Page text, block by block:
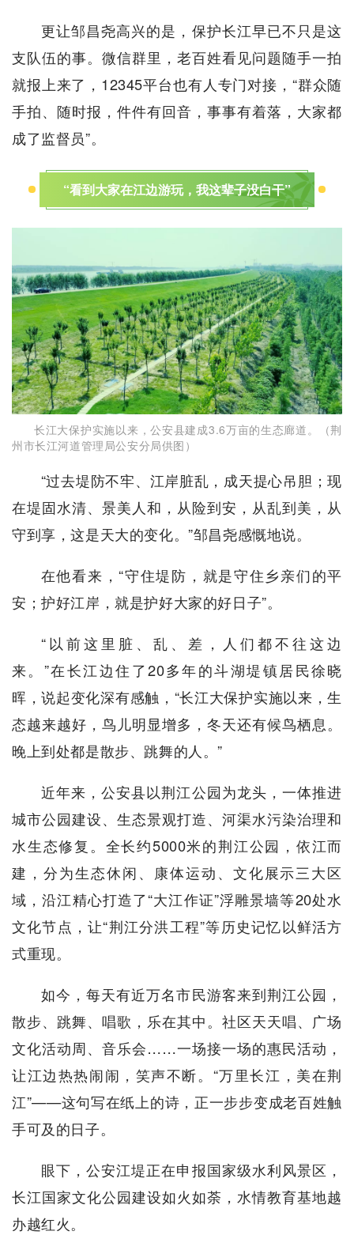
更让邹昌尧高兴的是，保护长江早已不只是这
支队伍的事。微信群里，老百姓看见问题随手一拍
就报上来了，12345平台也有人专门对接，“群众随
手拍、随时报，件件有回音，事事有着落，大家都
成了监督员”。
“看到大家在江边游玩，我这辈子没白干”
长江大保护实施以来，公安县建成3.6万亩的生态廊道。（荆
州市长江河道管理局公安分局供图）
“过去堤防不牢、江岸脏乱，成天提心吊胆；现
在堤固水清、景美人和，从险到安，从乱到美，从
守到享，这是天大的变化。”邹昌尧感慨地说。
在他看来，“守住堤防，就是守住乡亲们的平
安；护好江岸，就是护好大家的好日子”。
“以前这里脏、乱、差，人们都不往这边
来。”在长江边住了20多年的斗湖堤镇居民徐晓
晖，说起变化深有感触，“长江大保护实施以来，生
态越来越好，鸟儿明显增多，冬天还有候鸟栖息。
晚上到处都是散步、跳舞的人。”
近年来，公安县以荆江公园为龙头，一体推进
城市公园建设、生态景观打造、河渠水污染治理和
水生态修复。全长约5000米的荆江公园，依江而
建，分为生态休闲、康体运动、文化展示三大区
域，沿江精心打造了“大江作证”浮雕景墙等20处水
文化节点，让“荆江分洪工程”等历史记忆以鲜活方
式重现。
如今，每天有近万名市民游客来到荆江公园，
散步、跳舞、唱歌，乐在其中。社区天天唱、广场
文化活动周、音乐会……一场接一场的惠民活动，
让江边热热闹闹，笑声不断。“万里长江，美在荆
江”——这句写在纸上的诗，正一步步变成老百姓触
手可及的日子。
眼下，公安江堤正在申报国家级水利风景区，
长江国家文化公园建设如火如荼，水情教育基地越
办越红火。